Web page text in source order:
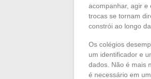
acompanhar, agir e
trocas se tornam
constrói ao longo
Os colégios
um identificador e
dados. Não é mais
é necessário em